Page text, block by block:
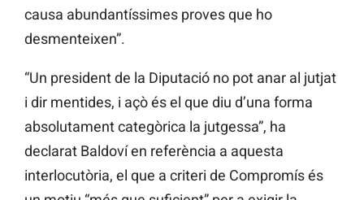
causa abundantíssimes proves que ho
desmenteixen”.
“Un president de la Diputació no pot anar al jutjat
i dir mentides, i açò és el que diu d’una forma
absolutament categòrica la jutgessa”, ha
declarat Baldoví en referència a aquesta
interlocutòria, el que a criteri de Compromís és